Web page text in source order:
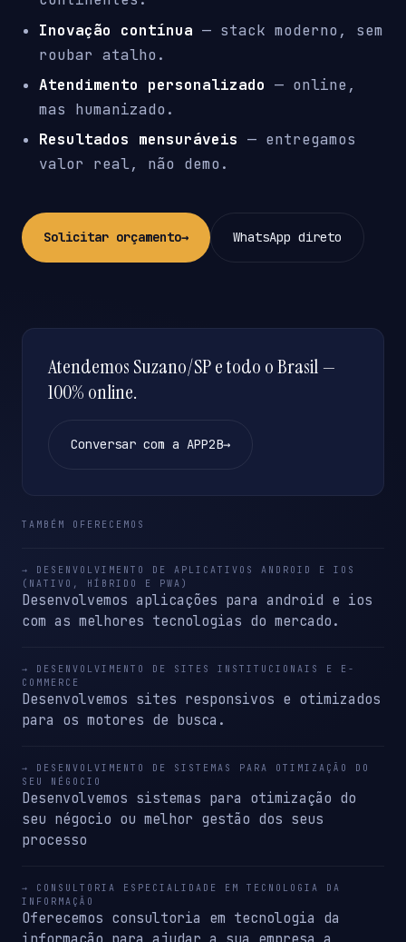
Inovação contínua — stack moderno, sem
roubar atalho.
Atendimento personalizado — online,
mas humanizado.
Resultados mensuráveis — entregamos
valor real, não demo.
Solicitar orçamento→ WhatsApp direto
Atendemos Suzano/SP e todo o Brasil —
100% online.
Conversar com a APP2B→
TAMBÉM OFERECEMOS
→ DESENVOLVIMENTO DE APLICATIVOS ANDROID E IOS
(NATIVO, HÍBRIDO E PWA)
Desenvolvemos aplicações para android e ios
com as melhores tecnologias do mercado.
→ DESENVOLVIMENTO DE SITES INSTITUCIONAIS E E-
COMMERCE
Desenvolvemos sites responsivos e otimizados
para os motores de busca.
→ DESENVOLVIMENTO DE SISTEMAS PARA OTIMIZAÇÃO DO
SEU NÉGOCIO
Desenvolvemos sistemas para otimização do
seu négocio ou melhor gestão dos seus
processo
→ CONSULTORIA ESPECIALIDADE EM TECNOLOGIA DA
INFORMAÇÃO
Oferecemos consultoria em tecnologia da